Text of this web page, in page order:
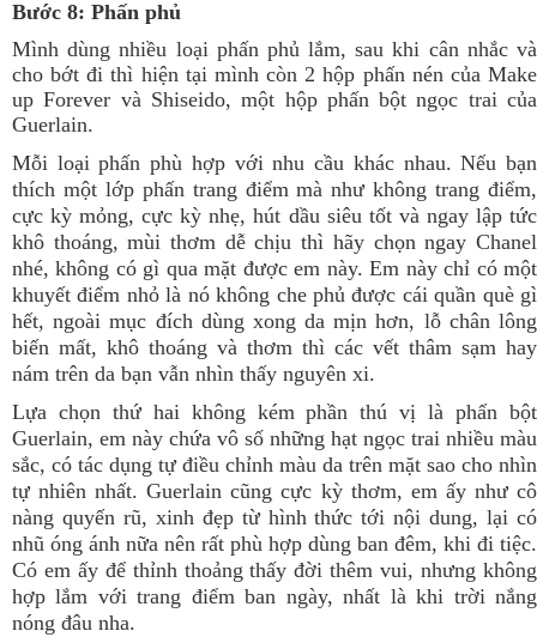
Bước 8: Phấn phủ
Mình dùng nhiều loại phấn phủ lắm, sau khi cân nhắc và
cho bớt đi thì hiện tại mình còn 2 hộp phấn nén của Make
up Forever và Shiseido, một hộp phấn bột ngọc trai của
Guerlain.
Mỗi loại phấn phù hợp với nhu cầu khác nhau. Nếu bạn
thích một lớp phấn trang điểm mà như không trang điểm,
cực kỳ mỏng, cực kỳ nhẹ, hút dầu siêu tốt và ngay lập tức
khô thoáng, mùi thơm dễ chịu thì hãy chọn ngay Chanel
nhé, không có gì qua mặt được em này. Em này chỉ có một
khuyết điểm nhỏ là nó không che phủ được cái quần què gì
hết, ngoài mục đích dùng xong da mịn hơn, lỗ chân lông
biến mất, khô thoáng và thơm thì các vết thâm sạm hay
nám trên da bạn vẫn nhìn thấy nguyên xi.
Lựa chọn thứ hai không kém phần thú vị là phấn bột
Guerlain, em này chứa vô số những hạt ngọc trai nhiều màu
sắc, có tác dụng tự điều chỉnh màu da trên mặt sao cho nhìn
tự nhiên nhất. Guerlain cũng cực kỳ thơm, em ấy như cô
nàng quyến rũ, xinh đẹp từ hình thức tới nội dung, lại có
nhũ óng ánh nữa nên rất phù hợp dùng ban đêm, khi đi tiệc.
Có em ấy để thỉnh thoảng thấy đời thêm vui, nhưng không
hợp lắm với trang điểm ban ngày, nhất là khi trời nắng
nóng đâu nha.